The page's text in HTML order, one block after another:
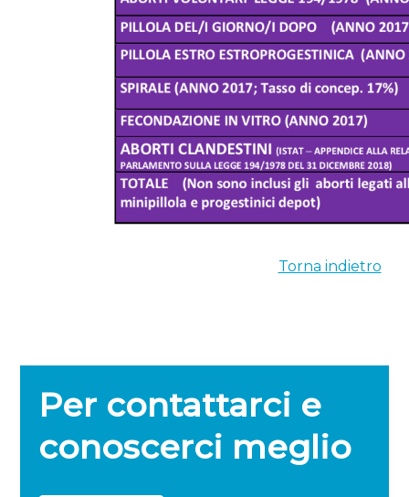
Torna indietro
Per contattarci e
conoscerci meglio